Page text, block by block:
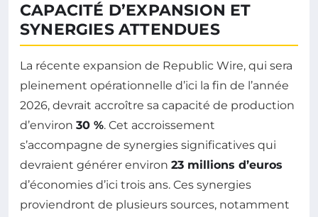
CAPACITÉ D’EXPANSION ET
SYNERGIES ATTENDUES
La récente expansion de Republic Wire, qui sera
pleinement opérationnelle d’ici la fin de l’année
2026, devrait accroître sa capacité de production
d’environ 30 %. Cet accroissement
s’accompagne de synergies significatives qui
devraient générer environ 23 millions d’euros
d’économies d’ici trois ans. Ces synergies
proviendront de plusieurs sources, notamment